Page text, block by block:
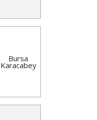
Bursa
Karacabey